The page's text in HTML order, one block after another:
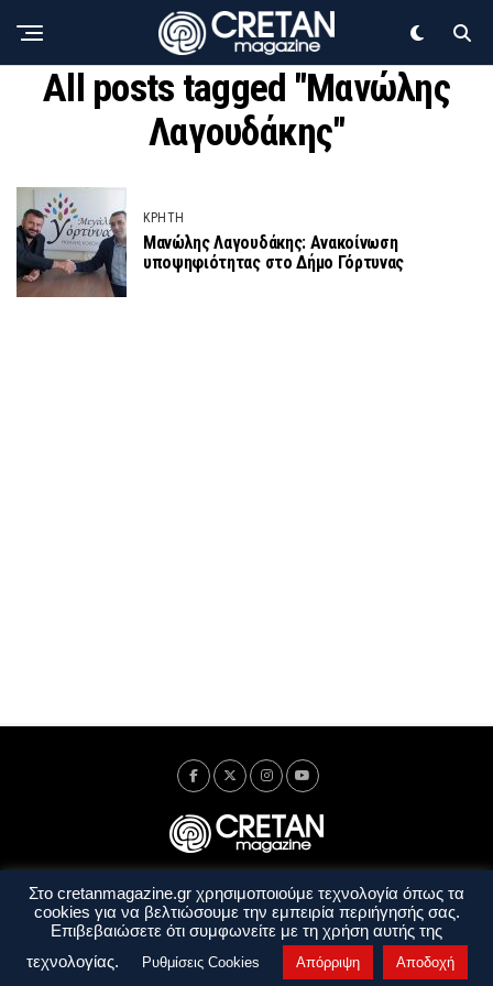
All posts tagged "Μανώλης
Λαγουδάκης"
ΚΡΗΤΗ
Μανώλης Λαγουδάκης: Ανακοίνωση
υποψηφιότητας στο Δήμο Γόρτυνας
Ταυτότητα Πολιτική Απορρήτου
Όροι Χρήσης
Όροι και Προϋποθέσεις
Στο cretanmagazine.gr χρησιμοποιούμε τεχνολογία όπως τα
cookies για να βελτιώσουμε την εμπειρία περιήγησής σας.
Επιβεβαιώσετε ότι συμφωνείτε με τη χρήση αυτής της
τεχνολογίας.
Ρυθμίσεις Cookies Απόρριψη Αποδοχή